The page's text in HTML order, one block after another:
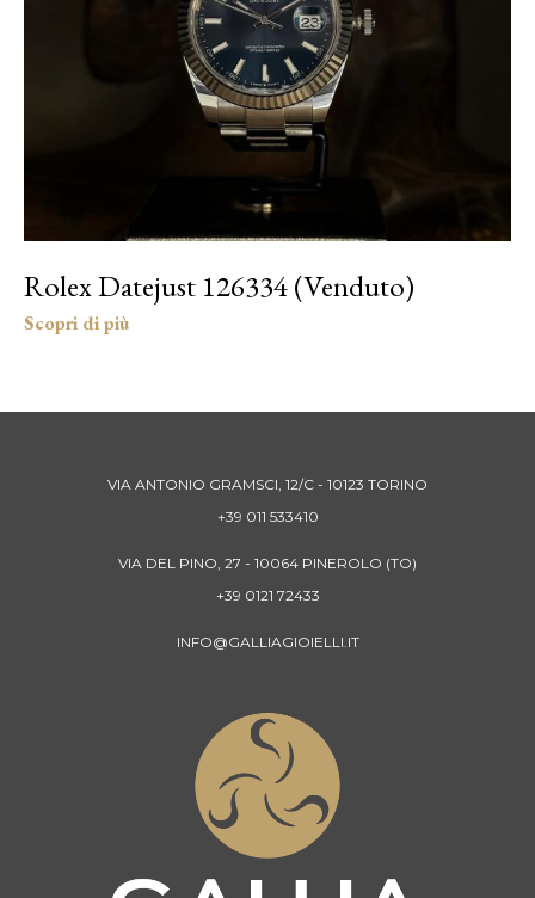
Rolex Datejust 126334 (Venduto)
VIA ANTONIO GRAMSCI, 12/C - 10123 TORINO
+39 011 533410
VIA DEL PINO, 27 - 10064 PINEROLO (TO)
+39 0121 72433
INFO@GALLIAGIOIELLI.IT